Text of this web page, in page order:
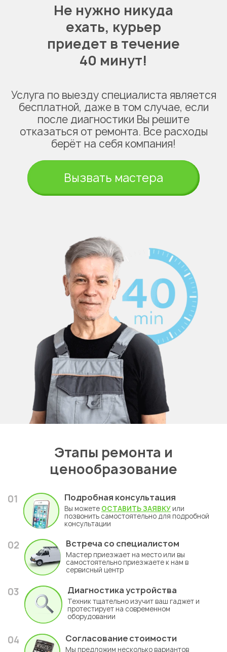
Не нужно никуда
ехать, курьер
приедет в течение
40 минут!
Услуга по выезду специалиста является
бесплатной, даже в том случае, если
после диагностики Вы решите
отказаться от ремонта. Все расходы
берёт на себя компания!
Вызвать мастера
Этапы ремонта и
ценообразование
01 Подробная консультация
Вы можете ОСТАВИТЬ ЗАЯВКУ или
позвонить самостоятельно для подробной
консультации
02 Встреча со специалистом
Мастер приезжает на место или вы
самостоятельно приезжаете к нам в
сервисный центр
03 Диагностика устройства
Техник тщательно изучит ваш гаджет и
протестирует на современном
оборудовании
04 Согласование стоимости
Мы предложим несколько вариантов